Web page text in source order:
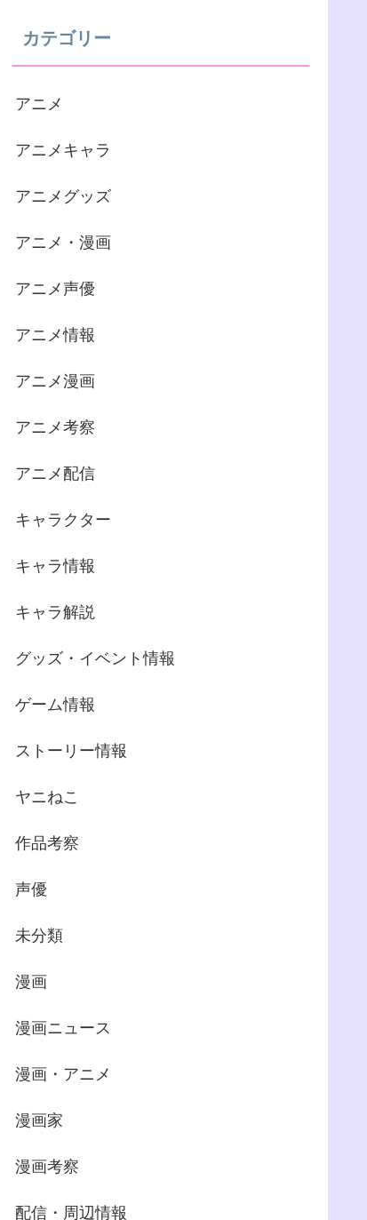
カテゴリー
アニメ
アニメキャラ
アニメグッズ
アニメ・漫画
アニメ声優
アニメ情報
アニメ漫画
アニメ考察
アニメ配信
キャラクター
キャラ情報
キャラ解説
グッズ・イベント情報
ゲーム情報
ストーリー情報
ヤニねこ
作品考察
声優
未分類
漫画
漫画ニュース
漫画・アニメ
漫画家
漫画考察
配信・周辺情報